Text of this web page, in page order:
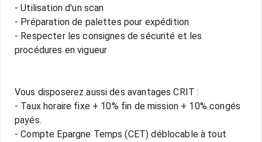
- Utilisation d'un scan
- Préparation de palettes pour expédition
- Respecter les consignes de sécurité et les
procédures en vigueur
Vous disposerez aussi des avantages CRIT :
- Taux horaire fixe + 10% fin de mission + 10% congés
payés.
- Compte Epargne Temps (CET) déblocable à tout